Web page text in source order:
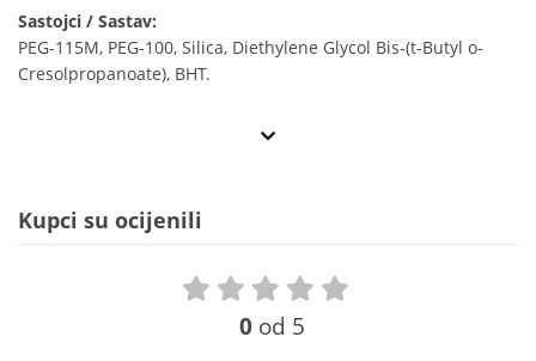
Sastojci / Sastav:
PEG-115M, PEG-100, Silica, Diethylene Glycol Bis-(t-Butyl o-
Cresolpropanoate), BHT.
Kupci su ocijenili
0 od 5